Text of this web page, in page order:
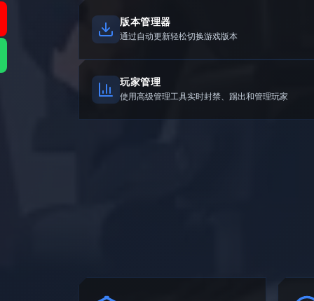
版本管理器
通过自动更新轻松切换游戏版本
玩家管理
使用高级管理工具实时封禁、踢出和管理玩家